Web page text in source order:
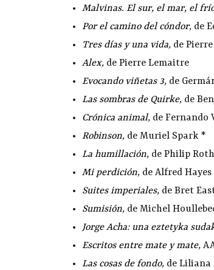
Malvinas. El sur, el mar, el
Por el camino del cóndor, de
Tres días y una vida, de
Alex, de Pierre Lemaitre
Evocando viñetas 3, de
Las sombras de Quirke, de
Crónica animal, de Fernando
Robinson, de Muriel Spark *
La humillación, de Philip
Mi perdición, de Alfred Hayes
Suites imperiales, de Bret
Sumisión, de Michel
Jorge Acha: una eztetyka
Escritos entre mate y mate,
Las cosas de fondo, de Liliana